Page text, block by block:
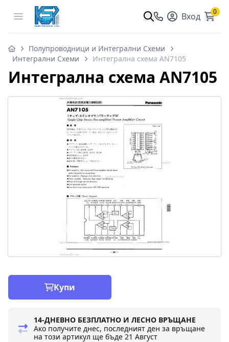
Open menu Вход 0
Полупроводници и Интегрални Схеми
Интегрални Схеми
Интегрална схема AN7105
Интегрална схема AN7105
Купи
14-ДНЕВНО БЕЗПЛАТНО И ЛЕСНО ВРЪЩАНЕ
Ако получите днес, последният ден за връщане
на този артикул ще бъде21 Август